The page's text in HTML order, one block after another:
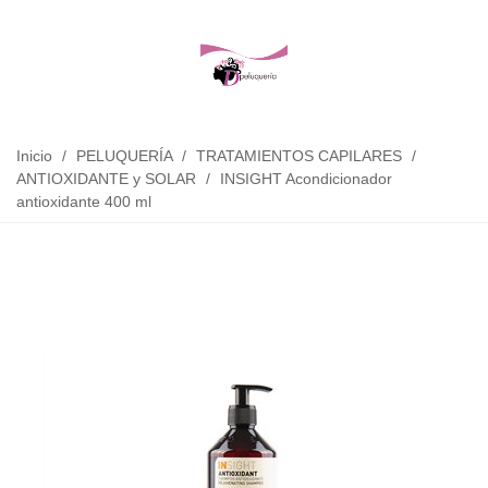
Inicio / PELUQUERÍA / TRATAMIENTOS CAPILARES /
ANTIOXIDANTE y SOLAR
/
INSIGHT Acondicionador
antioxidante 400 ml